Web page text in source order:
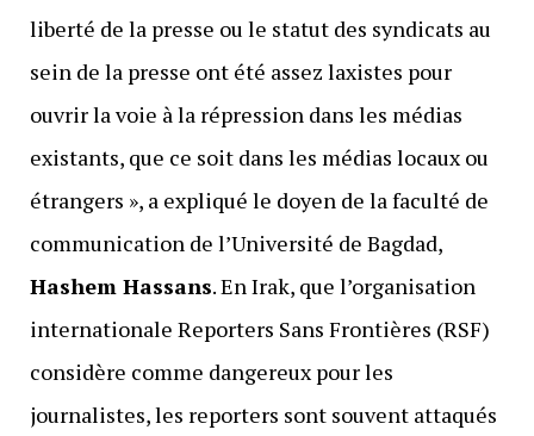
liberté de la presse ou le statut des syndicats au
sein de la presse ont été assez laxistes pour
ouvrir la voie à la répression dans les médias
existants, que ce soit dans les médias locaux ou
étrangers », a expliqué le doyen de la faculté de
communication de l’Université de Bagdad,
Hashem Hassans. En Irak, que l’organisation
internationale Reporters Sans Frontières (RSF)
considère comme dangereux pour les
journalistes, les reporters sont souvent attaqués